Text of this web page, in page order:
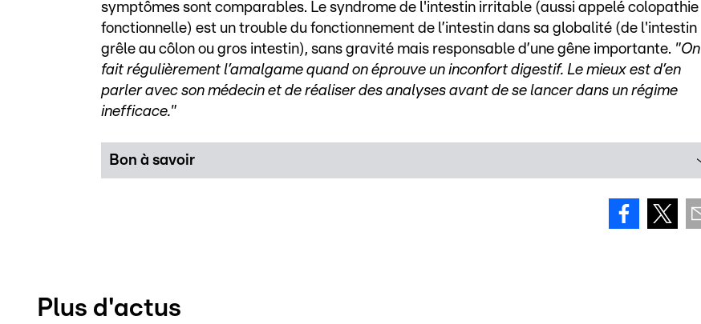
symptômes sont comparables. Le syndrome de l'intestin irritable (aussi appelé colopathie
fonctionnelle) est un trouble du fonctionnement de l’intestin dans sa globalité (de l'intestin
grêle au côlon ou gros intestin), sans gravité mais responsable d’une gêne importante. "On
fait régulièrement l’amalgame quand on éprouve un inconfort digestif. Le mieux est d’en
parler avec son médecin et de réaliser des analyses avant de se lancer dans un régime
inefficace."
Bon à savoir
Plus d'actus